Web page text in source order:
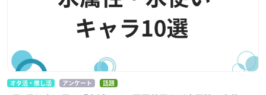
オタ活・推し活 アンケート 話題